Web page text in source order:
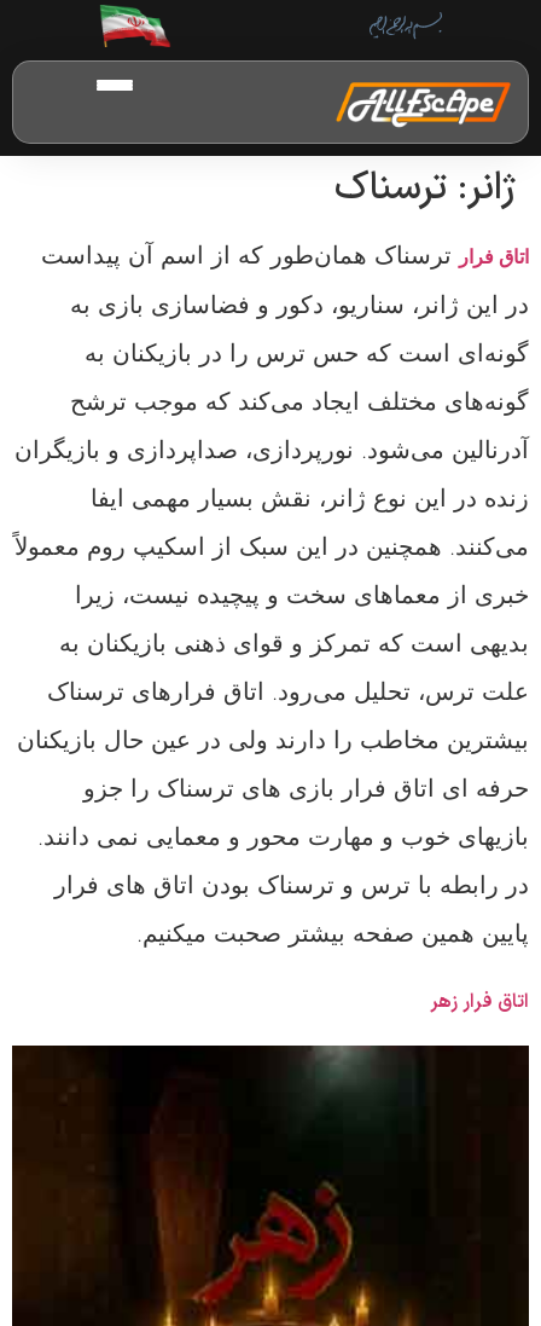
ژانر: ترسناک
اتاق فرار ترسناک همان‌طور که از اسم آن پیداست
در این ژانر، سناریو، دکور و فضاسازی بازی به‌
گونه‌ای است که حس ترس را در بازیکنان به
گونه‌های مختلف ایجاد می‌کند که موجب ترشح
آدرنالین می‌شود. نورپردازی، صداپردازی و بازیگران
زنده در این نوع ژانر، نقش بسیار مهمی ایفا
می‌کنند. همچنین در این‌ سبک از اسکیپ روم معمولاً
خبری از معماهای سخت و پیچیده نیست، زیرا
بدیهی است که تمرکز و قوای ذهنی بازیکنان به
علت ترس، تحلیل می‌رود. اتاق فرارهای ترسناک
بیشترین مخاطب را دارند ولی در عین حال بازیکنان
حرفه ای اتاق فرار بازی های ترسناک را جزو
بازیهای خوب و مهارت محور و معمایی نمی دانند.
در رابطه با ترس و ترسناک بودن اتاق های فرار
پایین همین صفحه بیشتر صحبت میکنیم.
اتاق فرار زهر